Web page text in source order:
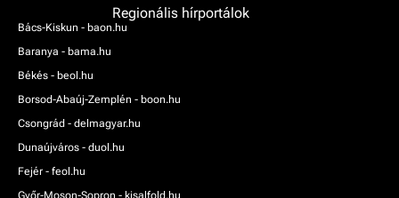
Regionális hírportálok
Bács-Kiskun - baon.hu
Baranya - bama.hu
Békés - beol.hu
Borsod-Abaúj-Zemplén - boon.hu
Csongrád - delmagyar.hu
Dunaújváros - duol.hu
Fejér - feol.hu
Győr-Moson-Sopron - kisalfold.hu